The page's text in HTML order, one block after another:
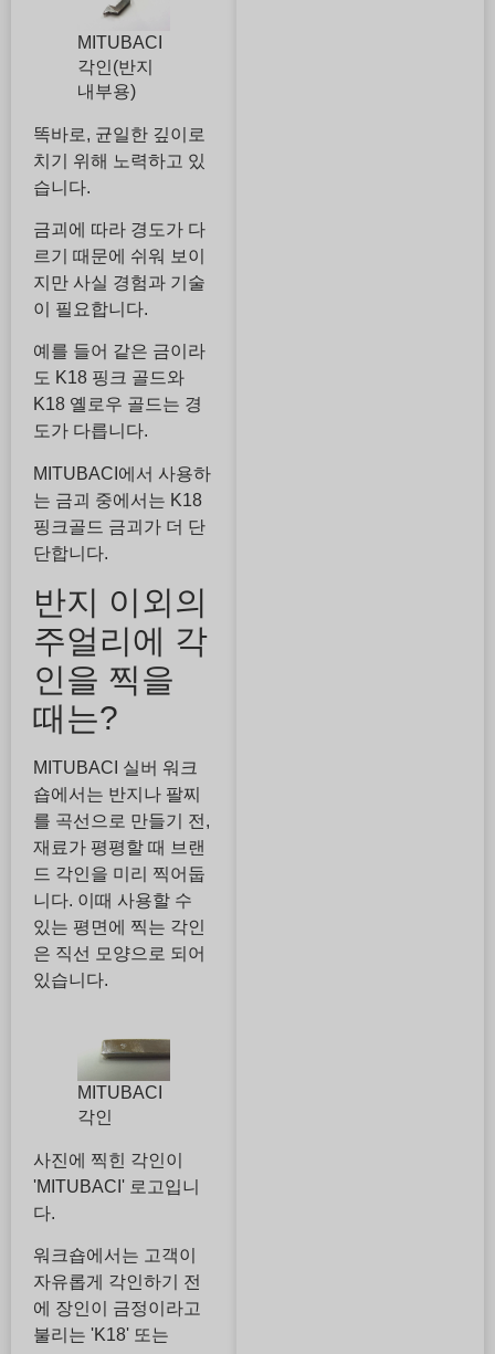
MITUBACI
각인(반지
내부용)
똑바로, 균일한 깊이로
치기 위해 노력하고 있
습니다.
금괴에 따라 경도가 다
르기 때문에 쉬워 보이
지만 사실 경험과 기술
이 필요합니다.
예를 들어 같은 금이라
도 K18 핑크 골드와
K18 옐로우 골드는 경
도가 다릅니다.
MITUBACI에서 사용하
는 금괴 중에서는 K18
핑크골드 금괴가 더 단
단합니다.
반지 이외의
주얼리에 각
인을 찍을
때는?
MITUBACI 실버 워크
숍에서는 반지나 팔찌
를 곡선으로 만들기 전,
재료가 평평할 때 브랜
드 각인을 미리 찍어둡
니다. 이때 사용할 수
있는 평면에 찍는 각인
은 직선 모양으로 되어
있습니다.
MITUBACI
각인
사진에 찍힌 각인이
'MITUBACI' 로고입니
다.
워크숍에서는 고객이
자유롭게 각인하기 전
에 장인이 금정이라고
불리는 'K18' 또는